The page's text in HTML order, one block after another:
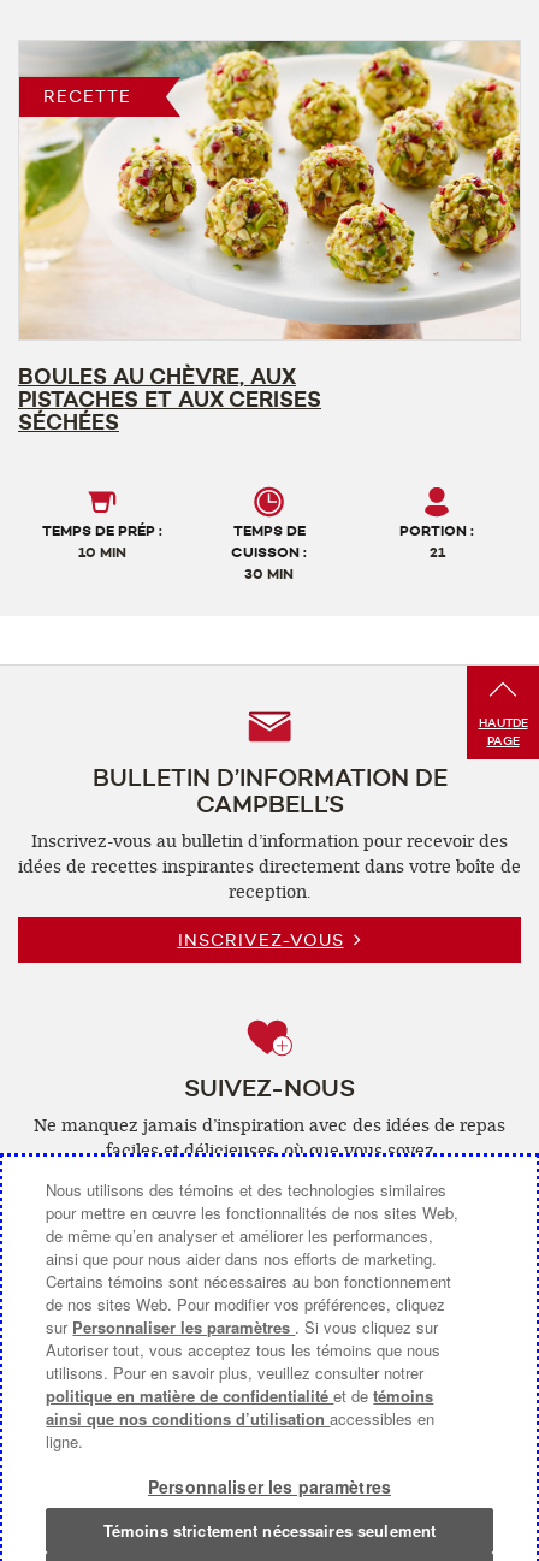
RECETTE
BOULES AU CHÈVRE, AUX
PISTACHES ET AUX CERISES
SÉCHÉES
TEMPS DE PRÉP :
10 MIN
TEMPS DE
CUISSON :
30 MIN
PORTION :
21
HAUTDE
PAGE
BULLETIN D’INFORMATION DE
CAMPBELL’S
Inscrivez-vous au bulletin d’information pour recevoir des
idées de recettes inspirantes directement dans votre boîte de
reception.
INSCRIVEZ-VOUS
SUIVEZ-NOUS
Ne manquez jamais d’inspiration avec des idées de repas
faciles et délicieuses, où que vous soyez
Facebook
(ouvre
une
nouvelle
fenêtre)
YouTube
(ouvre
une
nouvelle
fenêtre)
Pinterest
(ouvre
une
nouvelle
fenêtre)
(ouvre
une
nouvelle
fenêtre)
COMMUNIQUEZ AVEC NOUS
À PROPOS DE CAMPBELL CANADA
Modalités d’utilisation(ouvre
nouvelle
|Politique de Confidentialité
nouvelle
© 2026 Compagnie Campbell du Canada.
Nous utilisons des témoins et des technologies similaires
pour mettre en œuvre les fonctionnalités de nos sites Web,
de même qu’en analyser et améliorer les performances,
ainsi que pour nous aider dans nos efforts de marketing.
Certains témoins sont nécessaires au bon fonctionnement
de nos sites Web. Pour modifier vos préférences, cliquez
sur Personnaliser les paramètres . Si vous cliquez sur
Autoriser tout, vous acceptez tous les témoins que nous
utilisons. Pour en savoir plus, veuillez consulter notrer
politique en matière de confidentialitéet detémoins
ainsi que nos conditions d’utilisationaccessibles en
ligne.
Personnaliser les paramètres
Témoins strictement nécessaires seulement